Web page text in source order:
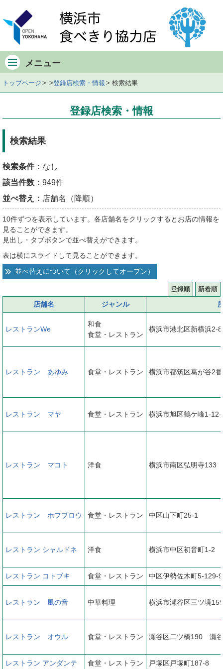
イ
ニ
ュ
件
数
店
舗
一
覧
へ
メニュー
トップページ 登録店検索・情報 検索結果
登録店検索・情報
検索結果
検索条件： なし
該当件数： 949件
並べ替え： 店舗名（降順）
10件ずつを表示しています。各店舗名をクリックするとお店の情報を
見ることができます。
見出し・タブボタンで並べ替えができます。
表は横にスライドして見ることができます。
並べ替えについて（クリックしてオープン）
登録順 新着順
店舗名 ジャンル
レストランWe
和食
食堂・レストラン
横浜市港北区新横浜2-
レストラン あゆみ 食堂・レストラン 横浜市都筑区葛が谷2
レストラン マヤ 食堂・レストラン 横浜市旭区鶴ケ峰1-
レストラン マコト 洋食 横浜市南区弘明寺133
レストラン ホフブロウ 食堂・レストラン 中区山下町25-1
レストラン シャルドネ 洋食 横浜市中区初音町1-2
レストラン コトブキ 食堂・レストラン 中区伊勢佐木町5-129-9
レストラン 風の音 中華料理 横浜市瀬谷区三ツ境
レストラン オウル 食堂・レストラン 瀬谷区二ツ橋190 瀬
レストラン アンダンテ 食堂・レストラン 戸塚区戸塚町187-8